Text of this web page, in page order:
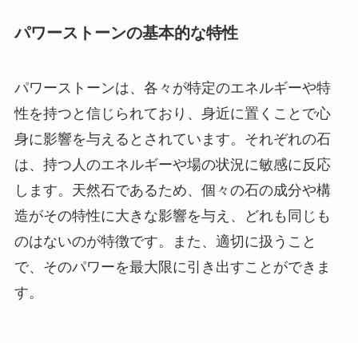
パワーストーンの基本的な特性
パワーストーンは、各々が特定のエネルギーや特
性を持つと信じられており、身近に置くことで心
身に影響を与えるとされています。それぞれの石
は、持つ人のエネルギーや場の状況に敏感に反応
します。天然石であるため、個々の石の成分や構
造がその特性に大きな影響を与え、どれも同じも
のはないのが特徴です。また、適切に扱うこと
で、そのパワーを最大限に引き出すことができま
す。